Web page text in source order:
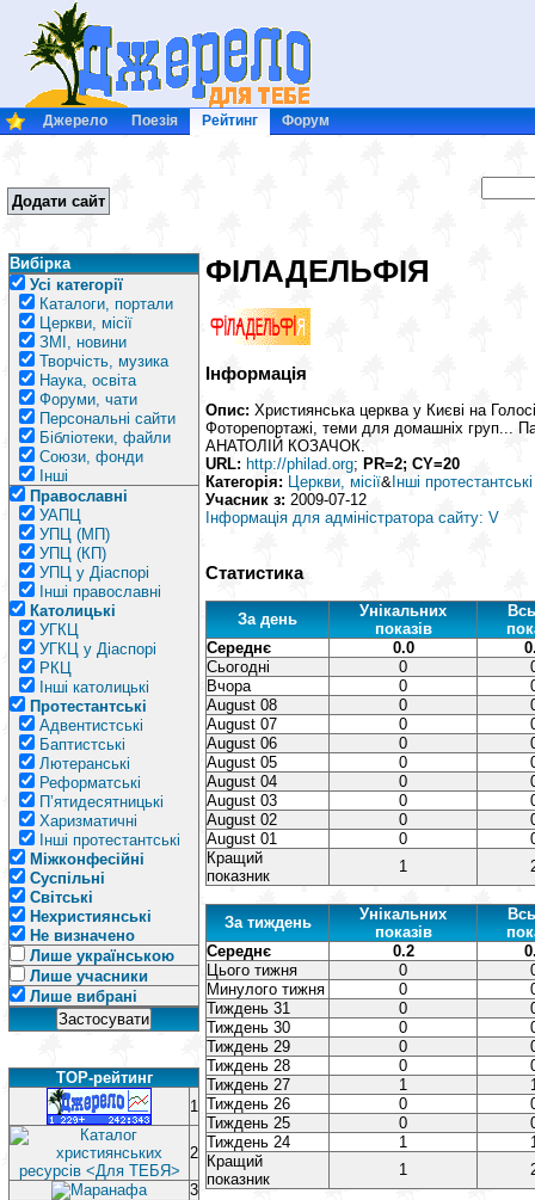
Джерело Поезія Рейтинг Форум
Додати сайт
Вибірка
Усі категорії
Каталоги, портали
Церкви, місії
ЗМІ, новини
Творчість, музика
Наука, освіта
Форуми, чати
Персональні сайти
Бібліотеки, файли
Союзи, фонди
Інші
Православні
УАПЦ
УПЦ (МП)
УПЦ (КП)
УПЦ у Діаспорі
Інші православні
Католицькі
УГКЦ
УГКЦ у Діаспорі
РКЦ
Інші католицькі
Протестантські
Адвентистські
Баптистські
Лютеранські
Реформатські
П’ятидесятницькі
Харизматичні
Інші протестантські
Міжконфесійні
Суспільні
Світські
Нехристиянські
Не визначено
Лише українською
Лише учасники
Лише вибрані
TOP-рейтинг
1
2
3
ФІЛАДЕЛЬФІЯ
Інформація
Опис: Християнська церква у Києві на
Фоторепортажі, теми для домашніх груп...
АНАТОЛІЙ КОЗАЧОК.
URL: http://philad.org; PR=2; CY=20
Категорія: Церкви, місії& Інші протестантські
Учасник з: 2009-07-12
Інформація для адміністратора сайту: V
Статистика
За день
Унікальних
показів
Середнє
0.0
Сьогодні
0
Вчора
0
August 08
0
August 07
0
August 06
0
August 05
0
August 04
0
August 03
0
August 02
0
August 01
0
Кращий
показник
1
За тиждень
Унікальних
показів
Середнє
0.2
Цього тижня
0
Минулого тижня
0
Тиждень 31
0
Тиждень 30
0
Тиждень 29
0
Тиждень 28
0
Тиждень 27
1
Тиждень 26
0
Тиждень 25
0
Тиждень 24
1
Кращий
показник
1